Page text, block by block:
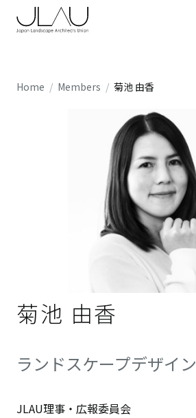
Home Members 菊池 由香
菊池 由香
ランドスケープデザイン
JLAU理事・広報委員会